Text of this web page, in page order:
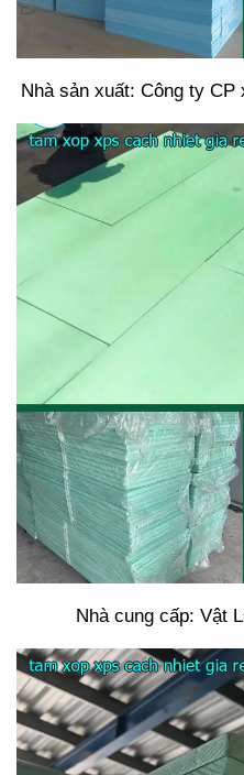
Nhà sản xuất: Công ty
Nhà cung cấp: Vật